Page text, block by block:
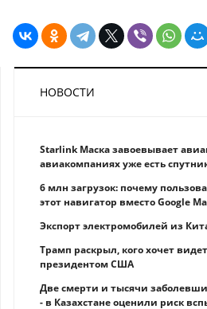
НОВОСТИ
Starlink Маска завоевывает
авиакомпаниях уже есть
6 млн загрузок: почему
этот навигатор вместо Google
Экспорт электромобилей из
Трамп раскрыл, кого хочет
президентом США
Две смерти и тысячи
- в Казахстане оценили риск